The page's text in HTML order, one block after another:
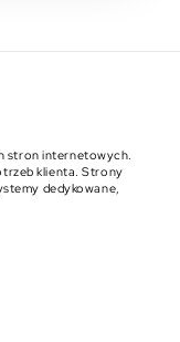
stron internetowych.
klienta. Strony
dedykowane,